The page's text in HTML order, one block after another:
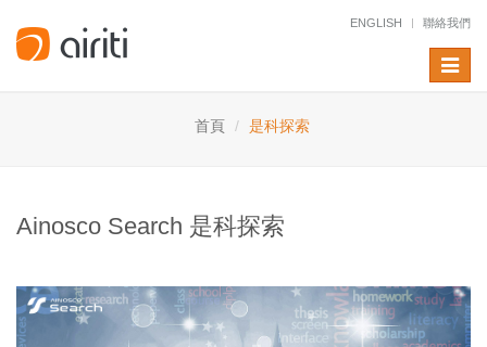
ENGLISH 聯絡我們
Toggle
首頁 是科探索
Ainosco Search 是科探索